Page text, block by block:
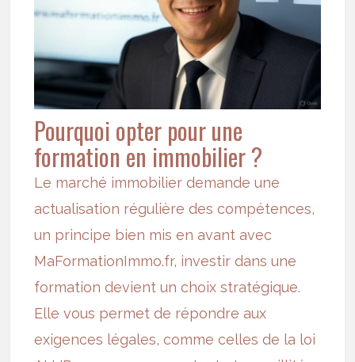
Pourquoi opter pour une
formation en immobilier ?
Le marché immobilier demande une
actualisation régulière des compétences,
un principe bien mis en avant avec
MaFormationImmo.fr, investir dans une
formation devient un choix stratégique.
Elle vous permet de répondre aux
exigences légales, comme celles de la loi